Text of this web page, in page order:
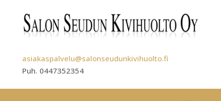
asiakaspalvelu@salonseudunkivihuolto.fi
Puh. 0447352354